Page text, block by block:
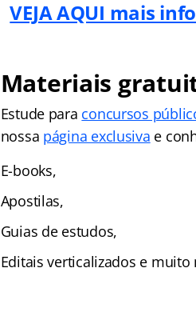
VEJA AQUI mais
Materiais
Estude para concursos
nossa página exclusiva e
E-books,
Apostilas,
Guias de estudos,
Editais verticalizados e muito